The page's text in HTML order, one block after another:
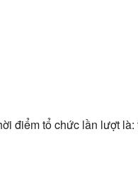
điểm tổ chức lần lượt